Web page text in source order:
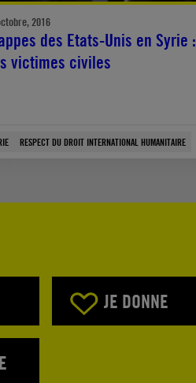
2016
des Etats-Unis en Syrie :
victimes civiles
RESPECT DU DROIT INTERNATIONAL HUMANITAIRE
JE DONNE